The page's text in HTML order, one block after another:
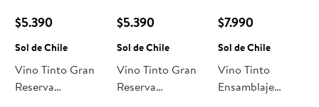
$5.390
Sol de Chile
Vino Tinto Gran
Reserva
$5.390
Sol de Chile
Vino Tinto Gran
Reserva
$7.990
Sol de Chile
Vino Tinto
Ensamblaje